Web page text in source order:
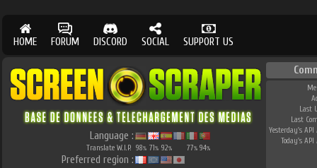
HOME FORUM DISCORD SOCIAL SUPPORT US
Language :
Translate W.I.P. 98% 71% 92% 77% 94%
Preferred region :
Last
Last
Yesterday's API
Today's API